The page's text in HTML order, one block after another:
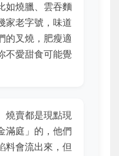
如燒臘、雲吞麵
家老字號，味道
的叉燒，肥瘦適
不愛甜食可能覺
燒賣都是現點現
滿庭」的，他們
料會流出來，但